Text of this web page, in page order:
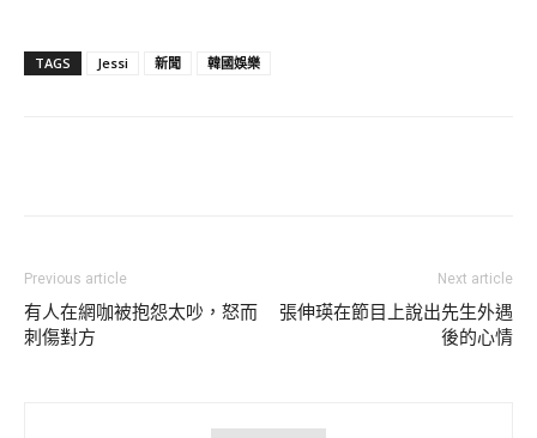
TAGS Jessi 新聞 韓國娛樂
Previous article
有人在網咖被抱怨太吵，怒而
刺傷對方
Next article
張伸瑛在節目上說出先生外遇
後的心情